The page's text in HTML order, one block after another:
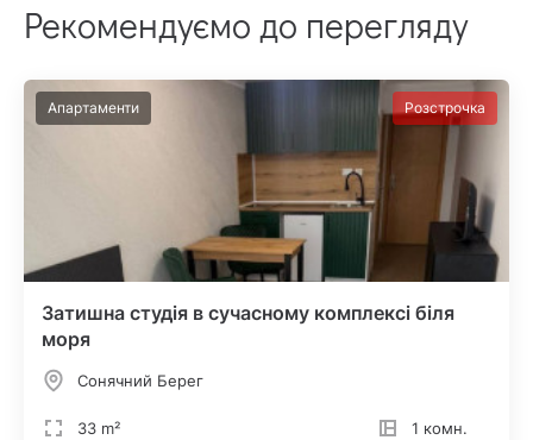
Рекомендуємо до перегляду
Апартаменти Розстрочка
Затишна студія в сучасному комплексі біля
моря
Сонячний Берег
33 m² 1 комн.